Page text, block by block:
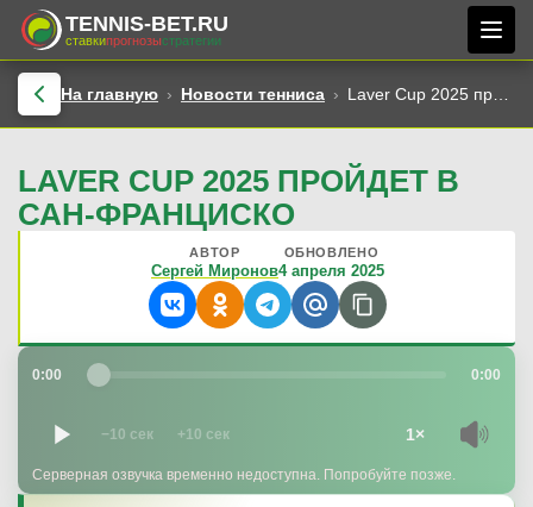
TENNIS-BET.RU
ставкипрогнозыстратегии
На главную Новости тенниса Laver Cup 2025 пройдет в Сан-Франциско
LAVER CUP 2025 ПРОЙДЕТ В
САН-ФРАНЦИСКО
АВТОР
Сергей Миронов
ОБНОВЛЕНО
4 апреля 2025
0:00 0:00
−10 сек +10 сек 1×
Серверная озвучка временно недоступна. Попробуйте позже.